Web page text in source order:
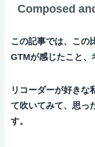
Composed
この記事では、この
GTMが感じたこと、
リコーダーが好きな
て吹いてみて、思っ
す。